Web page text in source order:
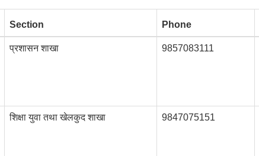
Section Phone
प्रशासन शाखा 9857083111
शिक्षा युवा तथा खेलकुद शाखा 9847075151